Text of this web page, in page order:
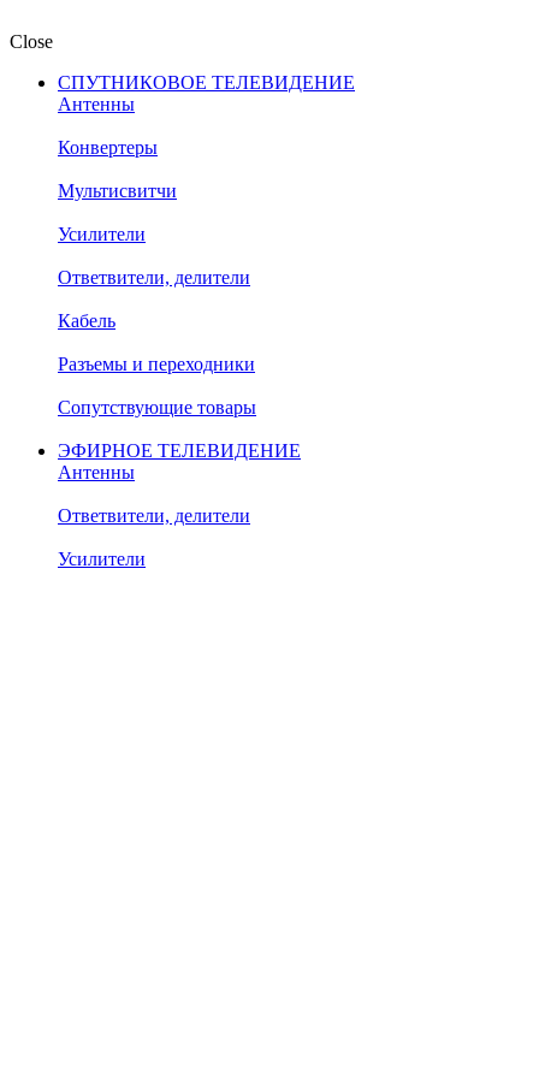
Close
СПУТНИКОВОЕ ТЕЛЕВИДЕНИЕ
Антенны
Конвертеры
Мультисвитчи
Усилители
Ответвители, делители
Кабель
Разъемы и переходники
Сопутствующие товары
ЭФИРНОЕ ТЕЛЕВИДЕНИЕ
Антенны
Ответвители, делители
Усилители